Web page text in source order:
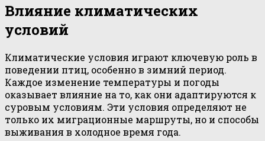
Влияние климатических
условий
Климатические условия играют ключевую роль в
поведении птиц, особенно в зимний период.
Каждое изменение температуры и погоды
оказывает влияние на то, как они адаптируются к
суровым условиям. Эти условия определяют не
только их миграционные маршруты, но и способы
выживания в холодное время года.